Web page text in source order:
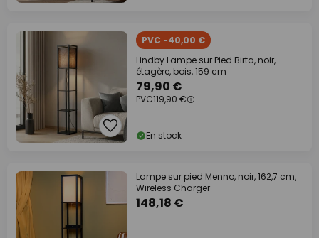
PVC -40,00 €
Lindby Lampe sur Pied Birta, noir,
étagère, bois, 159 cm
79,90 €
PVC119,90 €
En stock
Lampe sur pied Menno, noir, 162,7 cm,
Wireless Charger
148,18 €